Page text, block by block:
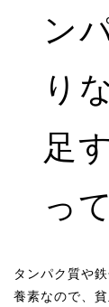
ン
り
足
っ
タンパク質や
養素なので、